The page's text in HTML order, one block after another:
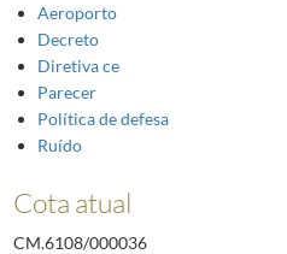
Aeroporto
Decreto
Diretiva ce
Parecer
Política de defesa
Ruído
Cota atual
CM.6108/000036